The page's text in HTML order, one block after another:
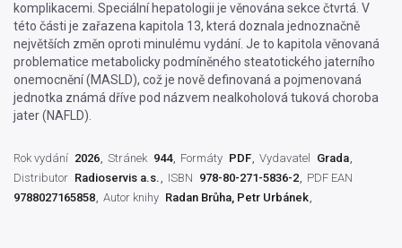
komplikacemi. Speciální hepatologii je věnována sekce čtvrtá. V
této části je zařazena kapitola 13, která doznala jednoznačně
největších změn oproti minulému vydání. Je to kapitola věnovaná
problematice metabolicky podmíněného steatotického jaterního
onemocnění (MASLD), což je nově definovaná a pojmenovaná
jednotka známá dříve pod názvem nealkoholová tuková choroba
jater (NAFLD).
Rok vydání 2026 Stránek 944 Formáty PDF Vydavatel
Grada
Distributor Radioservis a.s. ISBN 978-80-271-5836-2
PDF EAN
9788027165858 Autor knihy Radan Brůha Petr Urbánek